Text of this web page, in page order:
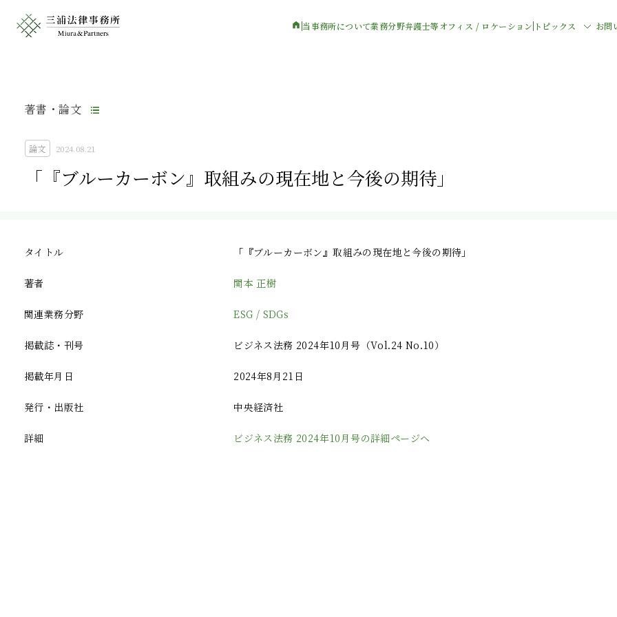
当事務所について業務分野弁護士等オフィス / ロケーション トピックス お問
著書・論文
論文 2024.08.21
「『ブルーカーボン』取組みの現在地と今後の期待」
タイトル 「『ブルーカーボン』取組みの現在地と今後の期待」
著者 関本 正樹
関連業務分野 ESG / SDGs
掲載誌・刊号 ビジネス法務 2024年10月号（Vol.24 No.10）
掲載年月日 2024年8月21日
発行・出版社 中央経済社
詳細 ビジネス法務 2024年10月号の詳細ページへ